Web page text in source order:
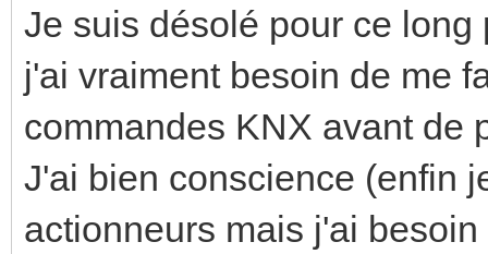
Je suis désolé pour ce
j'ai vraiment besoin de me
commandes KNX avant de
J'ai bien conscience (enfin
actionneurs mais j'ai